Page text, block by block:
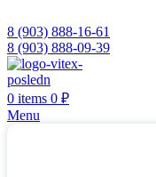
8 (903) 888-16-61
8 (903) 888-09-39
0 items 0 ₽
Menu